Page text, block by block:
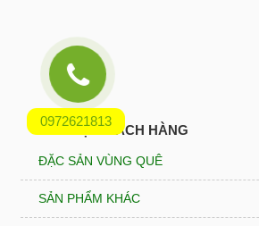
0972621813
HỖ TRỢ KHÁCH HÀNG
ĐẶC SẢN VÙNG QUÊ
SẢN PHẨM KHÁC